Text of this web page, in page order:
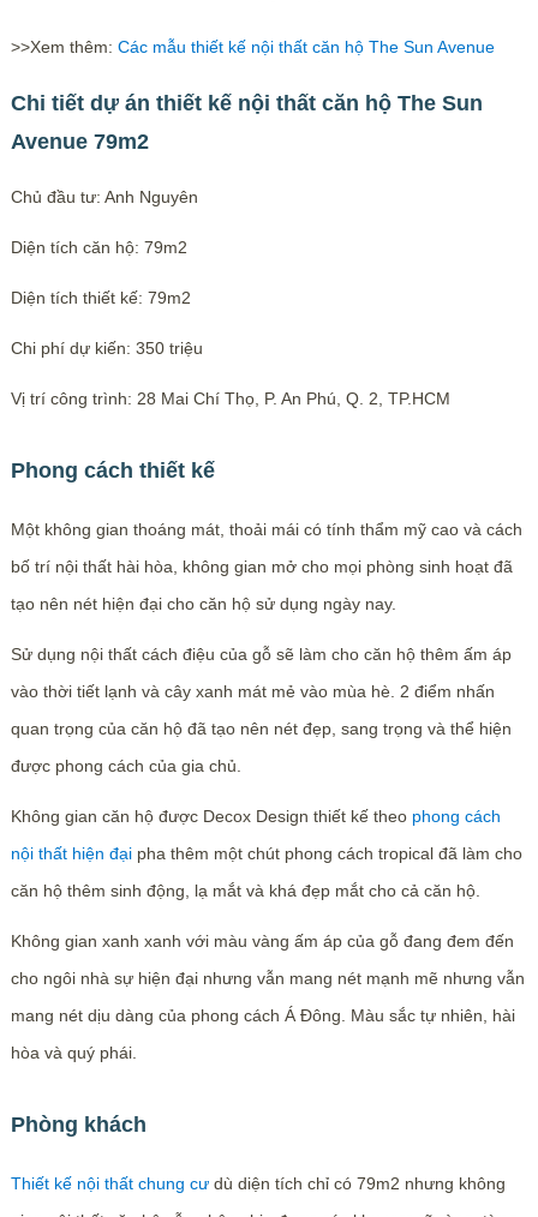
>>Xem thêm: Các mẫu thiết kế nội thất căn hộ The Sun Avenue
Chi tiết dự án thiết kế nội thất căn hộ The Sun
Avenue 79m2
Chủ đầu tư: Anh Nguyên
Diện tích căn hộ: 79m2
Diện tích thiết kế: 79m2
Chi phí dự kiến: 350 triệu
Vị trí công trình: 28 Mai Chí Thọ, P. An Phú, Q. 2, TP.HCM
Phong cách thiết kế
Một không gian thoáng mát, thoải mái có tính thẩm mỹ cao và cách
bố trí nội thất hài hòa, không gian mở cho mọi phòng sinh hoạt đã
tạo nên nét hiện đại cho căn hộ sử dụng ngày nay.
Sử dụng nội thất cách điệu của gỗ sẽ làm cho căn hộ thêm ấm áp
vào thời tiết lạnh và cây xanh mát mẻ vào mùa hè. 2 điểm nhấn
quan trọng của căn hộ đã tạo nên nét đẹp, sang trọng và thể hiện
được phong cách của gia chủ.
Không gian căn hộ được Decox Design thiết kế theo phong cách
nội thất hiện đạipha thêm một chút phong cách tropical đã làm cho
căn hộ thêm sinh động, lạ mắt và khá đẹp mắt cho cả căn hộ.
Không gian xanh xanh với màu vàng ấm áp của gỗ đang đem đến
cho ngôi nhà sự hiện đại nhưng vẫn mang nét mạnh mẽ nhưng vẫn
mang nét dịu dàng của phong cách Á Đông. Màu sắc tự nhiên, hài
hòa và quý phái.
Phòng khách
Thiết kế nội thất chung cưdù diện tích chỉ có 79m2 nhưng không